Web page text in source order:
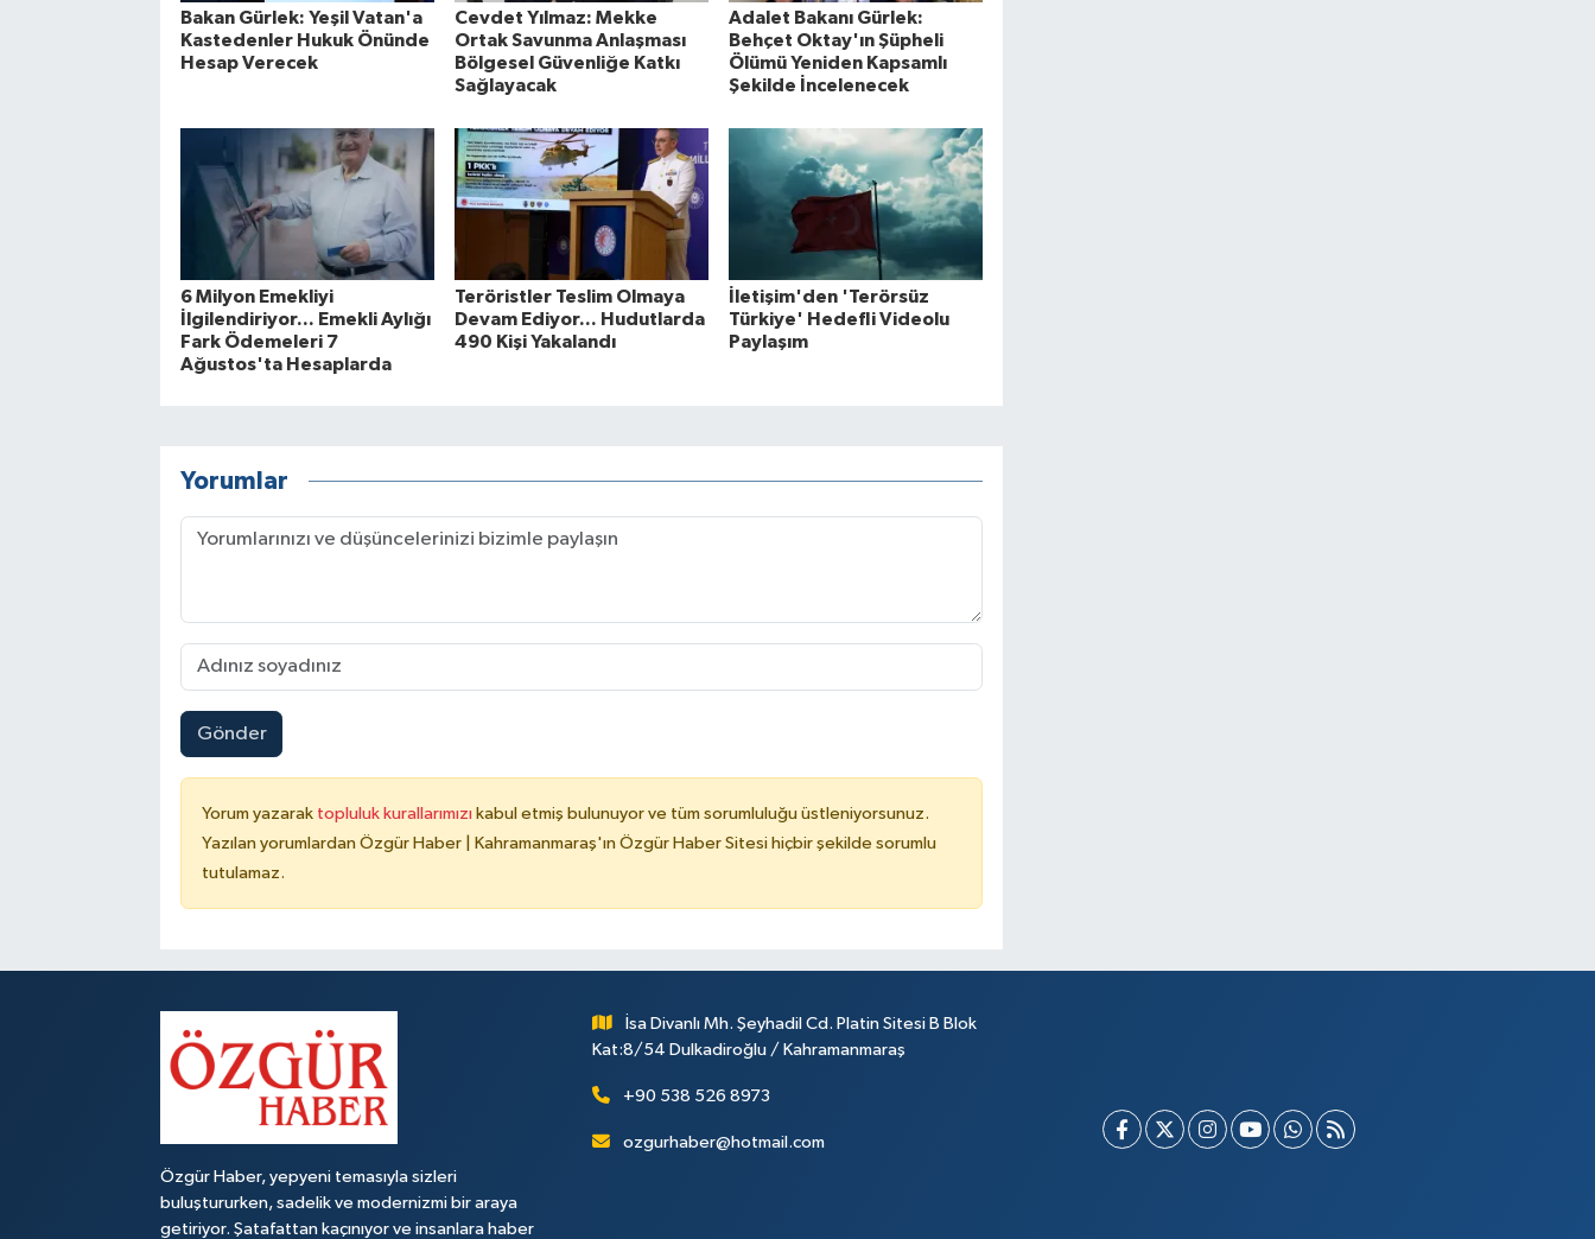
Bakan Gürlek: Yeşil Vatan'a
Kastedenler Hukuk Önünde
Hesap Verecek
Cevdet Yılmaz: Mekke
Ortak Savunma Anlaşması
Bölgesel Güvenliğe Katkı
Sağlayacak
Adalet Bakanı Gürlek:
Behçet Oktay'ın Şüpheli
Ölümü Yeniden Kapsamlı
Şekilde İncelenecek
6 Milyon Emekliyi
İlgilendiriyor... Emekli Aylığı
Fark Ödemeleri 7
Ağustos'ta Hesaplarda
Teröristler Teslim Olmaya
Devam Ediyor... Hudutlarda
490 Kişi Yakalandı
İletişim'den 'Terörsüz
Türkiye' Hedefli Videolu
Paylaşım
Yorumlar
Gönder
Yorum yazarak topluluk kurallarımızı kabul etmiş bulunuyor ve tüm sorumluluğu üstleniyorsunuz.
Yazılan yorumlardan Özgür Haber | Kahramanmaraş'ın Özgür Haber Sitesi hiçbir şekilde sorumlu
tutulamaz.
Özgür Haber, yepyeni temasıyla sizleri
buluştururken, sadelik ve modernizmi bir araya
getiriyor. Şatafattan kaçınıyor ve insanlara haber
İsa Divanlı Mh. Şeyhadil Cd. Platin Sitesi B Blok
Kat:8/54 Dulkadiroğlu / Kahramanmaraş
+90 538 526 8973
ozgurhaber@hotmail.com